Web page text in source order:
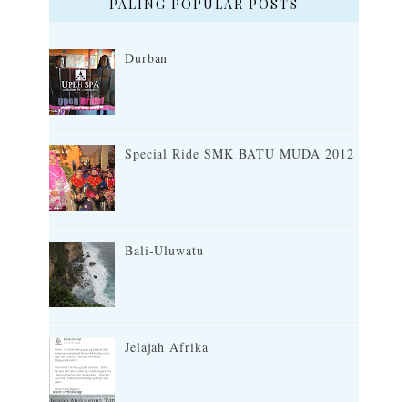
PALING POPULAR POSTS
Durban
Special Ride SMK BATU MUDA 2012
Bali-Uluwatu
Jelajah Afrika